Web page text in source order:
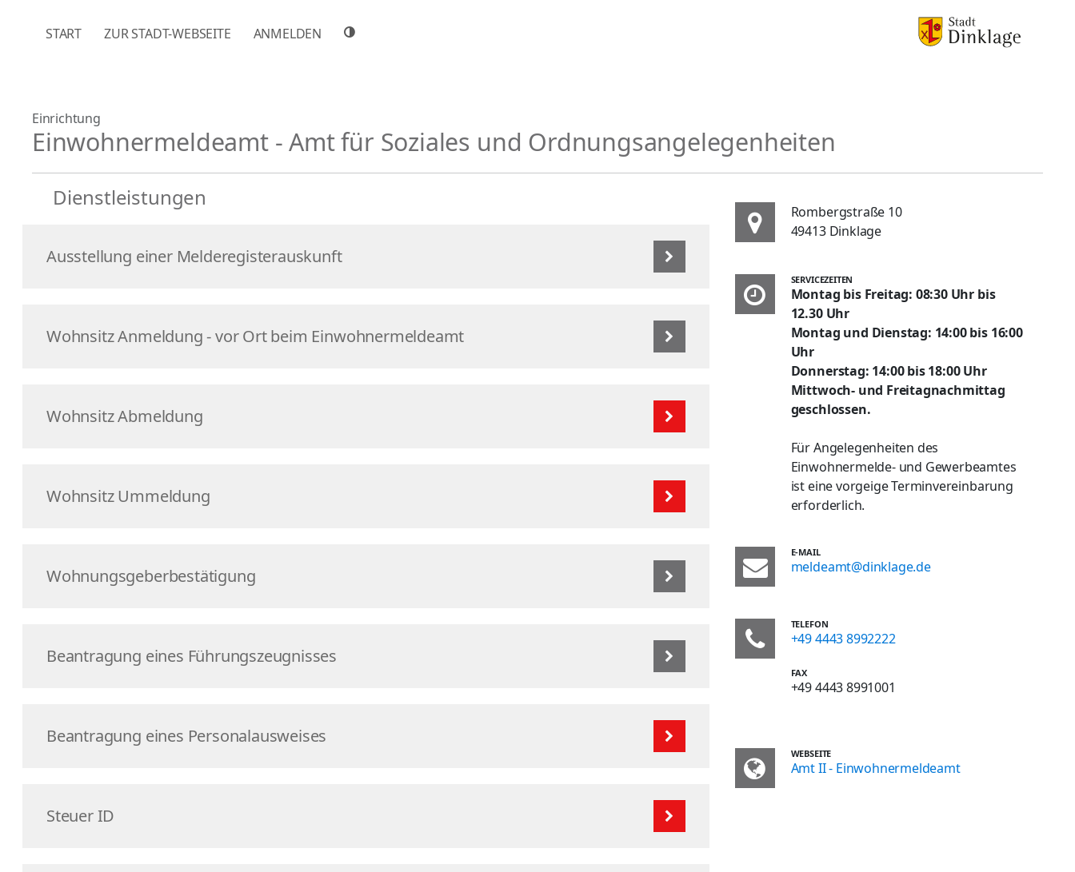
NAVIGATION ÜBERSPRINGEN
START ZUR STADT-WEBSEITE ANMELDEN
Einrichtung
Einwohnermeldeamt - Amt für Soziales und Ordnungsangelegenheiten
Dienstleistungen
Ausstellung einer Melderegisterauskunft
Wohnsitz Anmeldung - vor Ort beim Einwohnermeldeamt
Wohnsitz Abmeldung
Wohnsitz Ummeldung
Wohnungsgeberbestätigung
Beantragung eines Führungszeugnisses
Beantragung eines Personalausweises
Steuer ID
Rombergstraße 10
49413 Dinklage
SERVICEZEITEN
Montag bis Freitag: 08:30 Uhr bis
12.30 Uhr
Montag und Dienstag: 14:00 bis 16:00
Uhr
Donnerstag: 14:00 bis 18:00 Uhr
Mittwoch- und Freitagnachmittag
geschlossen.
Für Angelegenheiten des
Einwohnermelde- und Gewerbeamtes
ist eine vorgeige Terminvereinbarung
erforderlich.
E-MAIL
meldeamt@dinklage.de
TELEFON
+49 4443 8992222
FAX
+49 4443 8991001
WEBSEITE
Amt II - Einwohnermeldeamt